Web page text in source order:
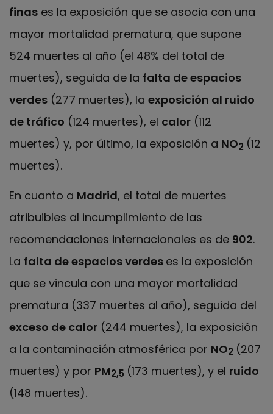
finas es la exposición que se asocia con una
mayor mortalidad prematura, que supone
524 muertes al año (el 48% del total de
muertes), seguida de la falta de espacios
verdes (277 muertes), la exposición al ruido
de tráfico (124 muertes), el calor (112
muertes) y, por último, la exposición a NO2 (12
muertes).
En cuanto a Madrid, el total de muertes
atribuibles al incumplimiento de las
recomendaciones internacionales es de 902.
La falta de espacios verdes es la exposición
que se vincula con una mayor mortalidad
prematura (337 muertes al año), seguida del
exceso de calor (244 muertes), la exposición
a la contaminación atmosférica por NO2 (207
muertes) y por PM2,5 (173 muertes), y el ruido
(148 muertes).